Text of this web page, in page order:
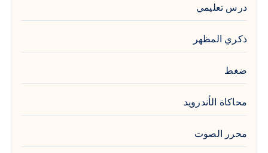
درس تعليمي
ذكري المظهر
ضغط
محاكاة الأندرويد
محرر الصوت